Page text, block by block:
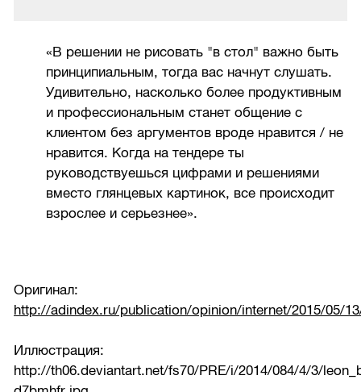
«В решении не рисовать "в стол" важно быть
принципиальным, тогда вас начнут слушать.
Удивительно, насколько более продуктивным
и профессиональным станет общение с
клиентом без аргументов вроде нравится / не
нравится. Когда на тендере ты
руководствуешься цифрами и решениями
вместо глянцевых картинок, все происходит
взрослее и серьезнее».
Оригинал:
http://adindex.ru/publication/opinion/internet/2015/05/
Иллюстрация:
http://th06.deviantart.net/fs70/PRE/i/2014/084/4/3/